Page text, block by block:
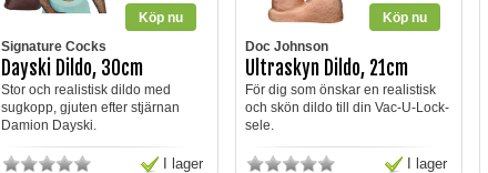
Signature Cocks
Dayski Dildo, 30cm
Stor och realistisk dildo med
sugkopp, gjuten efter stjärnan
Damion Dayski.
I lager
Doc Johnson
Ultraskyn Dildo, 21cm
För dig som önskar en realistisk
och skön dildo till din Vac-U-Lock-
sele.
I lager